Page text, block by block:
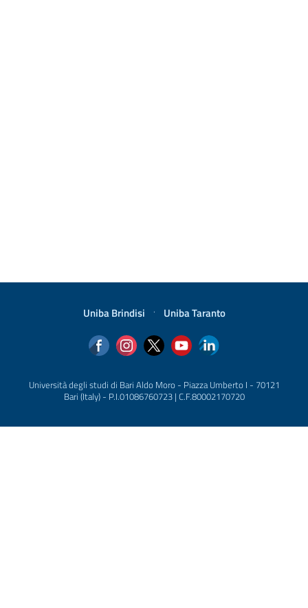
Uniba Brindisi · Uniba Taranto
Università degli studi di Bari Aldo Moro - Piazza Umberto I - 70121
Bari (Italy) - P.I.01086760723 | C.F.80002170720